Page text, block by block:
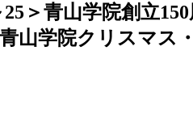
25＞青山学院創立
山学院クリスマス